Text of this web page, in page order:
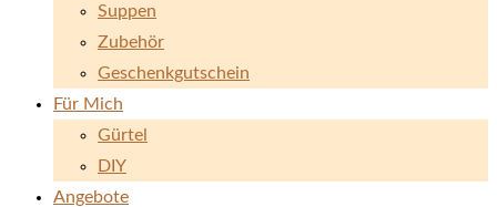
Suppen
Zubehör
Geschenkgutschein
Für Mich
Gürtel
DIY
Angebote